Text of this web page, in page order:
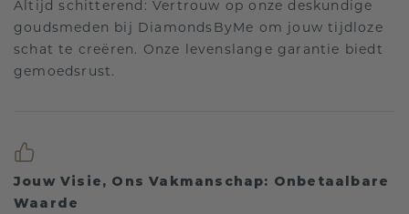
Altijd schitterend: Vertrouw op onze deskundige
goudsmeden bij DiamondsByMe om jouw tijdloze
schat te creëren. Onze levenslange garantie biedt
gemoedsrust.
Jouw Visie, Ons Vakmanschap: Onbetaalbare
Waarde